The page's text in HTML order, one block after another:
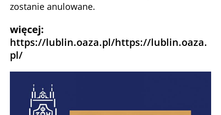
zostanie anulowane.
więcej:
https://lublin.oaza.pl/https://lublin.oaza.
pl/